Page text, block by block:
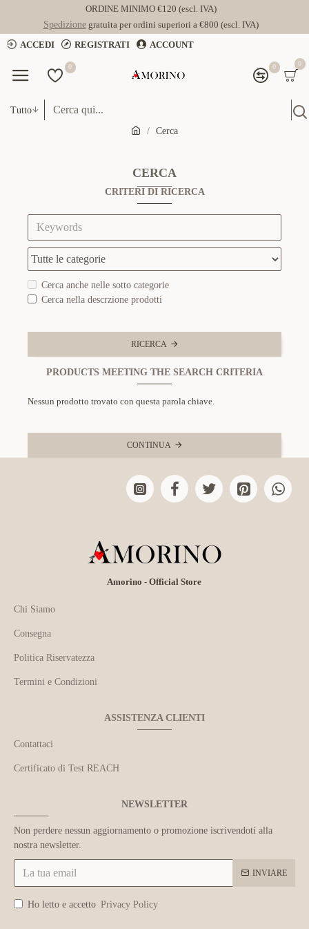
ORDINE MINIMO €120 (escl. IVA)
Spedizionegratuita per ordini superiori a €800 (escl. IVA)
ACCEDI
REGISTRATI ACCOUNT
0 0 0
Tutto
Cerca
CERCA
CRITERI DI RICERCA
Cerca anche nelle sotto categorie
Cerca nella descrzione prodotti
RICERCA
PRODUCTS MEETING THE SEARCH CRITERIA
Nessun prodotto trovato con questa parola chiave.
CONTINUA
Amorino - Official Store
Chi Siamo
Consegna
Politica Riservatezza
Termini e Condizioni
ASSISTENZA CLIENTI
Contattaci
Certificato di Test REACH
NEWSLETTER
Non perdere nessun aggiornamento o promozione iscrivendoti alla
nostra newsletter.
INVIARE
Ho letto e accetto Privacy Policy